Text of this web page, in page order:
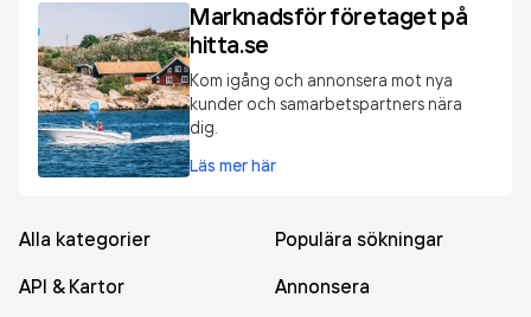
Marknadsför företaget på
hitta.se
Kom igång och annonsera mot nya
kunder och samarbetspartners nära
dig.
Läs mer här
Alla kategorier
Populära sökningar
API & Kartor
Annonsera